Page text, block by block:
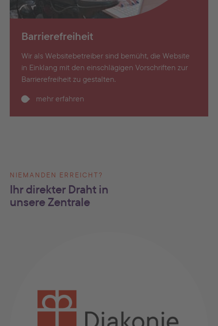
Barrierefreiheit
Wir als Websitebetreiber sind bemüht, die Website
in Einklang mit den einschlägigen Vorschriften zur
Barrierefreiheit zu gestalten.
mehr erfahren
NIEMANDEN ERREICHT?
Ihr direkter Draht in
unsere Zentrale